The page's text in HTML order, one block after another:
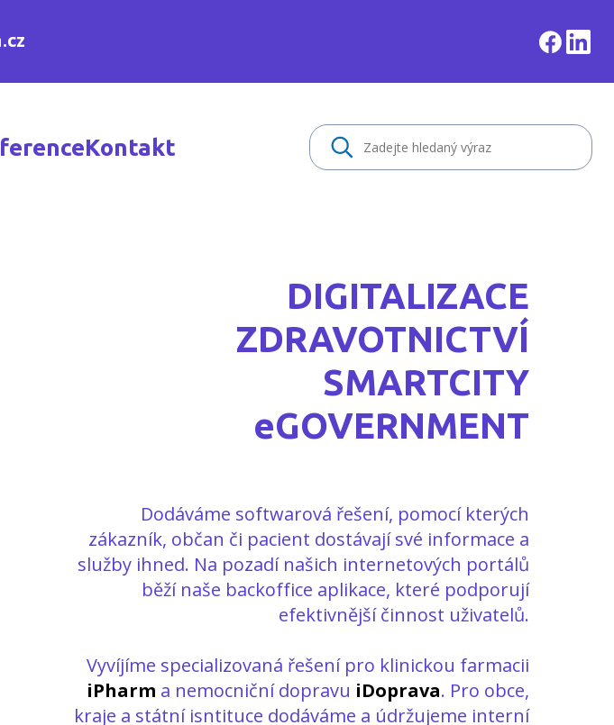
Kontakt
DIGITALIZACE
ZDRAVOTNICTVÍ
SMARTCITY
eGOVERNMENT
Dodáváme softwarová řešení, pomocí kterých
zákazník, občan či pacient dostávají své informace a
služby ihned. Na pozadí našich internetových portálů
běží naše backoffice aplikace, které podporují
efektivnější činnost uživatelů.
Vyvíjíme specializovaná řešení pro klinickou farmacii
iPharm a nemocniční dopravu iDoprava. Pro obce,
kraje a státní isntituce dodáváme a údržujeme interní